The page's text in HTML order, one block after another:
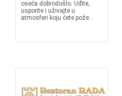
oseća dobrodošlo. Uđite,
usporite i uživajte u
atmosferi koju ćete pože...